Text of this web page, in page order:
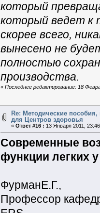
который
который ведет к
скорее всего,
вынесено не
полностью
производства.
«Последнее редактирование: 18
Re: Методические пособия,
для Центров здоровья
« Ответ #16 : 13 Января 2011,
Современные
функции легких
ФурманЕ.Г.,
Профессор